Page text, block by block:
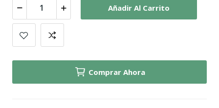
Añadir Al Carrito
Comprar Ahora